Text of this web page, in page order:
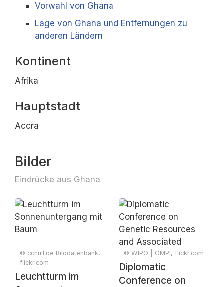
Vorwahl von Ghana
Lage von Ghana und Entfernungen zu
anderen Ländern
Kontinent
Afrika
Hauptstadt
Accra
Bilder
Eindrücke aus Ghana
© ccnull.de Bilddatenbank,
flickr.com
Leuchtturm im
© WIPO | OMPI, flickr.com
Diplomatic
Conference on